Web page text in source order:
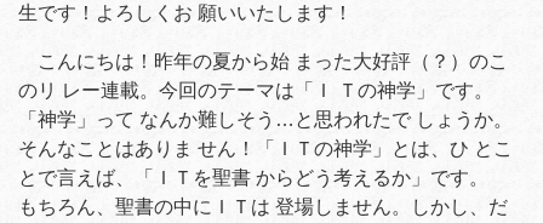
生です！よろしくお 願いいたします！
こんにちは！昨年の夏から始 まった大好評（？）のこ
のリ レー連載。今回のテーマは「Ｉ Ｔの神学」です。
「神学」って なんか難しそう…と思われたで しょうか。
そんなことはありま せん！「ＩＴの神学」とは、ひ とこ
とで言えば、「ＩＴを聖書 からどう考えるか」です。
もちろん、聖書の中にＩＴは 登場しません。しかし、だ